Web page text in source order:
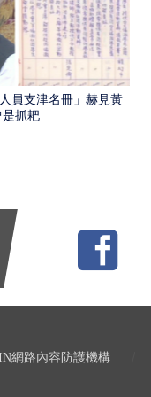
員支津名冊」赫見黃
抓耙
網路內容防護機構